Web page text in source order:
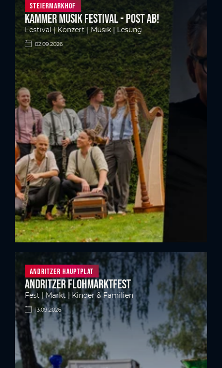
Steiermarkhof
Kammer Musik Festival - Post ab!
Festival | Konzert | Musik | Lesung
02.09.2026
Andritzer Hauptplat
Andritzer Flohmarktfest
Fest | Markt | Kinder & Familien
13.09.2026